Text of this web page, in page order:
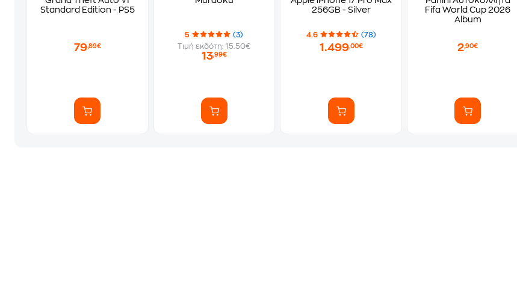
Standard Edition - PS5
79,89€
5
(3)
Τιμή εκδότη: 15.50€
13,99€
256GB - Silver
4.6 (78)
1.499,00€
Fifa World Cup 2026
Album
2,90€